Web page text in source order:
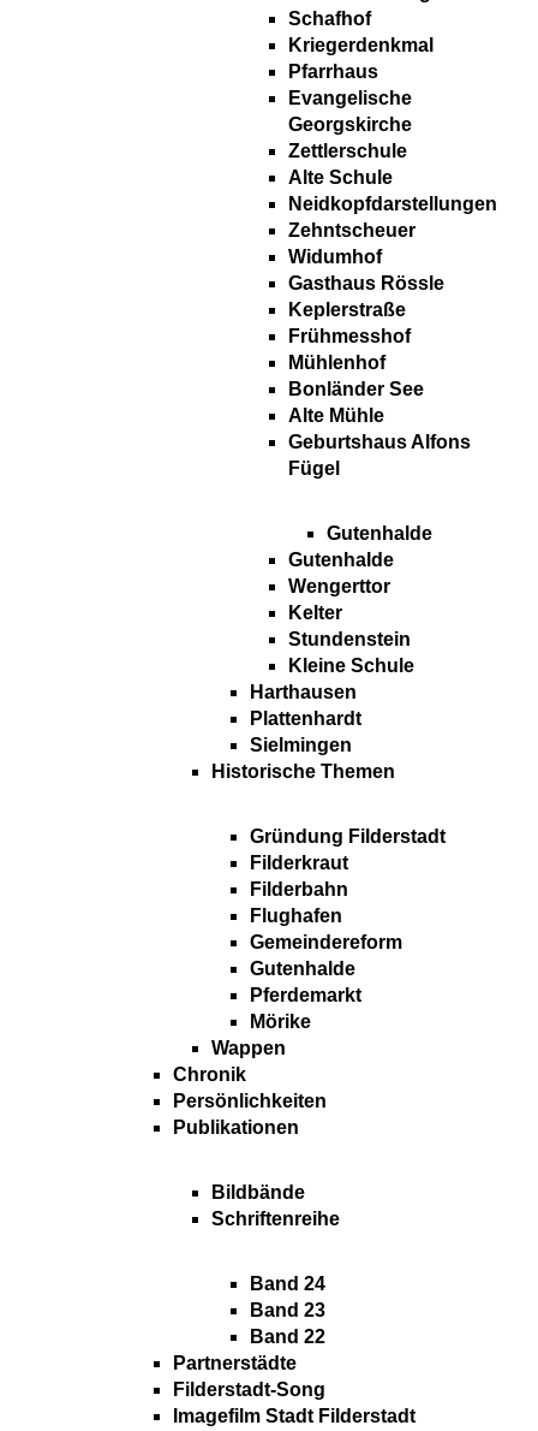
Schafhof
Kriegerdenkmal
Pfarrhaus
Evangelische
Georgskirche
Zettlerschule
Alte Schule
Neidkopfdarstellungen
Zehntscheuer
Widumhof
Gasthaus Rössle
Keplerstraße
Frühmesshof
Mühlenhof
Bonländer See
Alte Mühle
Geburtshaus Alfons
Fügel
Gutenhalde
Gutenhalde
Wengerttor
Kelter
Stundenstein
Kleine Schule
Harthausen
Plattenhardt
Sielmingen
Historische Themen
Gründung Filderstadt
Filderkraut
Filderbahn
Flughafen
Gemeindereform
Gutenhalde
Pferdemarkt
Mörike
Wappen
Chronik
Persönlichkeiten
Publikationen
Bildbände
Schriftenreihe
Band 24
Band 23
Band 22
Partnerstädte
Filderstadt-Song
Imagefilm Stadt Filderstadt